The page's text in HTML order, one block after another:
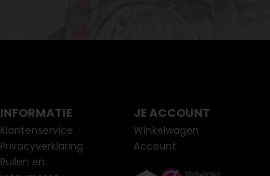
INFORMATIE
Klantenservice
Privacyverklaring
Ruilen en
JE ACCOUNT
Winkelwagen
Account